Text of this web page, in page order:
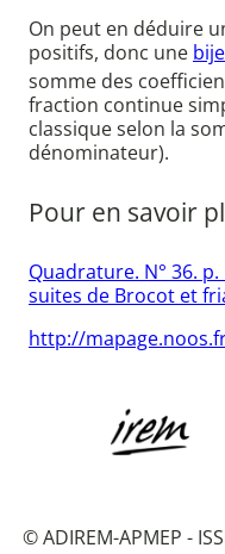
On peut en déduire
positifs, donc une
somme des
fraction continue
classique selon la
dénominateur).
Pour en savoir
Quadrature. N° 36.
suites de Brocot et
http://
© ADIREM-APMEP -